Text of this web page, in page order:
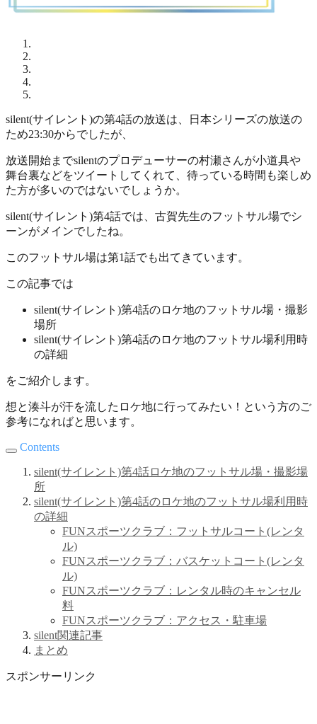
silent(サイレント)の第4話の放送は、日本シリーズの放送の
ため23:30からでしたが、
放送開始までsilentのプロデューサーの村瀬さんが小道具や
舞台裏などをツイートしてくれて、待っている時間も楽しめ
た方が多いのではないでしょうか。
silent(サイレント)第4話では、古賀先生のフットサル場でシ
ーンがメインでしたね。
このフットサル場は第1話でも出てきています。
この記事では
silent(サイレント)第4話のロケ地のフットサル場・撮影
場所
silent(サイレント)第4話のロケ地のフットサル場利用時
の詳細
をご紹介します。
想と湊斗が汗を流したロケ地に行ってみたい！という方のご
参考になればと思います。
Contents
silent(サイレント)第4話ロケ地のフットサル場・撮影場
所
silent(サイレント)第4話のロケ地のフットサル場利用時
の詳細
FUNスポーツクラブ：フットサルコート(レンタ
ル)
FUNスポーツクラブ：バスケットコート(レンタ
ル)
FUNスポーツクラブ：レンタル時のキャンセル
料
FUNスポーツクラブ：アクセス・駐車場
silent関連記事
まとめ
スポンサーリンク